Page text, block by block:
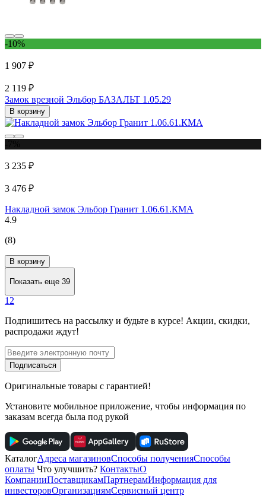
-10%
1 907 ₽
2 119 ₽
Замок врезной Эльбор БАЗАЛЬТ 1.05.29
В корзину
3 235 ₽
3 476 ₽
Накладной замок Эльбор Гранит 1.06.61.КМА
4.9
(8)
В корзину
Показать еще 39
1 2
Подпишитесь на рассылку и будьте в курсе! Акции, скидки,
распродажи ждут!
Подписаться
Оригинальные товары с гарантией!
Установите мобильное приложение, чтобы информация по
заказам всегда была под рукой
КаталогАдреса магазиновСпособы полученияСпособы
оплаты Что улучшить? КонтактыО
КомпанииПоставщикамПартнерамИнформация для
инвесторовОрганизациямСервисный центр